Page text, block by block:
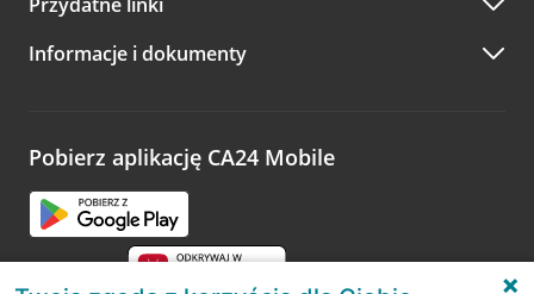
A po wizycie…
Zachęcamy do podzielenia się z nami opinią o wizycie.
opinie.
Informacje i dokumenty
Pobierz aplikację CA24 Mobile